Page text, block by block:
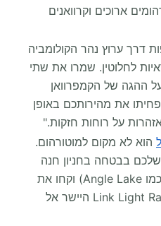
ארוכים וקרוואנים
דרך ערוץ נהר הקולומביה
לחלוטין. שמרו את שתי
ההגה של הקמפרוואן
את מהירותכם באופן
על רוחות חזקות."
הוא לא מקום למוטורהום.
בבטחה בחניון חנה
וסע בפרברים (כמו Angle Lake) וקחו את
הרכבת הקלה Link Light Rail היישר אל